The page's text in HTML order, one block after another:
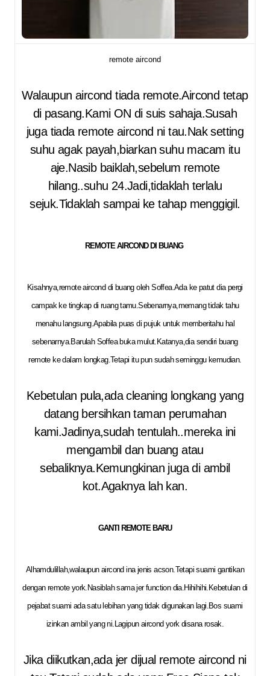
remote aircond
Walaupun aircond tiada remote.Aircond tetap
di pasang.Kami ON di suis sahaja.Susah
juga tiada remote aircond ni tau.Nak setting
suhu agak payah,biarkan suhu macam itu
aje.Nasib baiklah,sebelum remote
hilang..suhu 24.Jadi,tidaklah terlalu
sejuk.Tidaklah sampai ke tahap menggigil.
REMOTE AIRCOND DI BUANG
Kisahnya,remote aircond di buang oleh Soffea.Ada ke patut dia pergi
campak ke tingkap di ruang tamu.Sebenarnya,memang tidak tahu
menahu langsung.Apabila puas di pujuk untuk memberitahu hal
sebenarnya.Barulah Soffea buka mulut.Katanya,dia sendiri buang
remote ke dalam longkag.Tetapi itu pun sudah seminggu kemudian.
Kebetulan pula,ada cleaning longkang yang
datang bersihkan taman perumahan
kami.Jadinya,sudah tentulah..mereka ini
mengambil dan buang atau
sebaliknya.Kemungkinan juga di ambil
kot.Agaknya lah kan.
GANTI REMOTE BARU
Alhamdulillah,walaupun aircond ina jenis acson.Tetapi suami gantikan
dengan remote york.Nasiblah sama jer function dia.Hihihihi.Kebetulan di
pejabat suami ada satu lebihan yang tidak digunakan lagi.Bos suami
izinkan ambil yang ni.Lagipun aircond york disana rosak.
Jika diikutkan,ada jer dijual remote aircond ni